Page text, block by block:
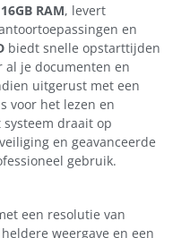
16GB RAM, levert
en
biedt snelle opstarttijden
al je documenten en
uitgerust met een
voor het lezen en
systeem draait op
en geavanceerde
gebruik.
een resolutie van
weergave en een